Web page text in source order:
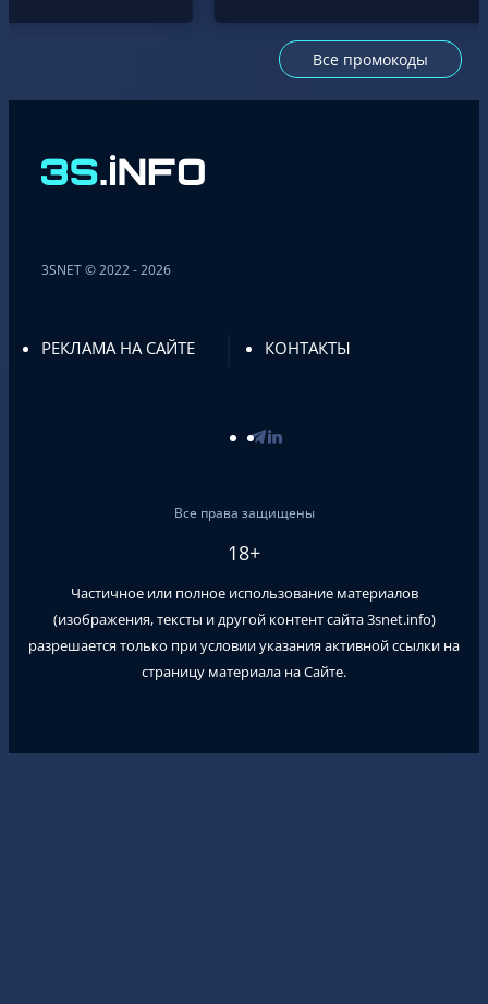
Все промокоды
3SNET © 2022 - 2026
РЕКЛАМА НА САЙТЕ КОНТАКТЫ
Все права защищены
18+
Частичное или полное использование материалов
(изображения, тексты и другой контент сайта3snet.info)
разрешается только при условии указания активной ссылки на
страницу материала на Сайте.